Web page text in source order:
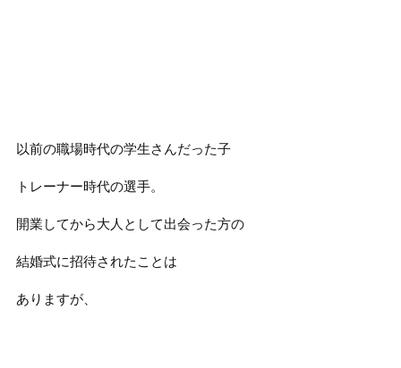
以前の職場時代の学生さんだった子
トレーナー時代の選手。
開業してから大人として出会った方の
結婚式に招待されたことは
ありますが、